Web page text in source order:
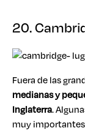
20.
Fuera de las
medianas y
Inglaterra.
muy importantes